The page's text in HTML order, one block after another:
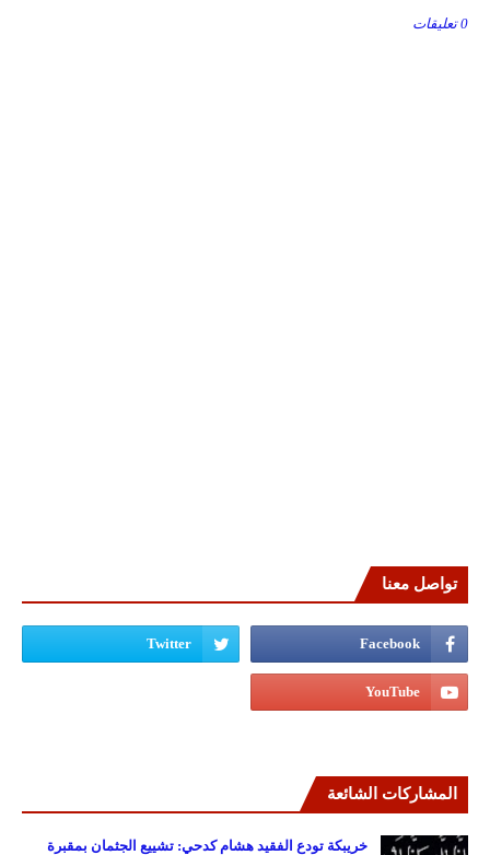
0 تعليقات
تواصل معنا
المشاركات الشائعة
خريبكة تودع الفقيد هشام كدحي: تشييع الجثمان بمقبرة